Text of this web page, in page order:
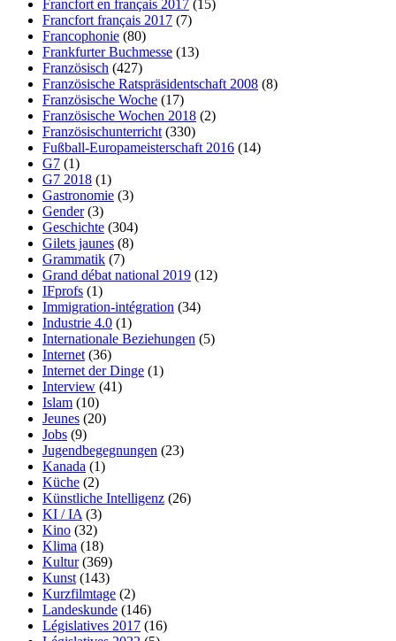
Francfort en français 2017 (15)
Francfort français 2017 (7)
Francophonie (80)
Frankfurter Buchmesse (13)
Französisch (427)
Französische Ratspräsidentschaft 2008 (8)
Französische Woche (17)
Französische Wochen 2018 (2)
Französischunterricht (330)
Fußball-Europameisterschaft 2016 (14)
G7 (1)
G7 2018 (1)
Gastronomie (3)
Gender(3)
Geschichte (304)
Gilets jaunes (8)
Grammatik (7)
Grand débat national 2019 (12)
IFprofs (1)
Immigration-intégration (34)
Industrie 4.0 (1)
Internationale Beziehungen (5)
Internet (36)
Internet der Dinge (1)
Interview (41)
Islam (10)
Jeunes (20)
Jobs (9)
Jugendbegegnungen (23)
Kanada (1)
Küche (2)
Künstliche Intelligenz (26)
KI / IA (3)
Kino (32)
Klima (18)
Kultur(369)
Kunst (143)
Kurzfilmtage (2)
Landeskunde (146)
Législatives 2017 (16)